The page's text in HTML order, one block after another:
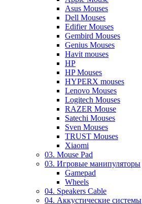
Asus Mouses
Dell Mouses
Edifier Mouses
Gembird Mouses
Genius Mouses
Havit mouses
HP
HP Mouses
HYPERX mouses
Lenovo Mouses
Logitech Mouses
RAZER Mouse
Satechi Mouses
Sven Mouses
TRUST Mouses
Xiaomi
03. Mouse Pad
03. Игровые манипуляторы
Gamepad
Wheels
04. Speakers Cable
04. Аккустические системы